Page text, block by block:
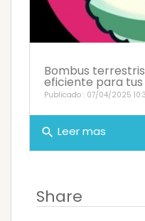
Bombus
eficiente para
Publicado : 07/04/2025
search Leer mas
Share